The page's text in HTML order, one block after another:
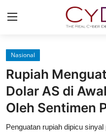
Login
Home
News
Contact
Nasional
Rupiah
Dolar AS di
Oleh Sentimen
Penguatan rupiah dipicu